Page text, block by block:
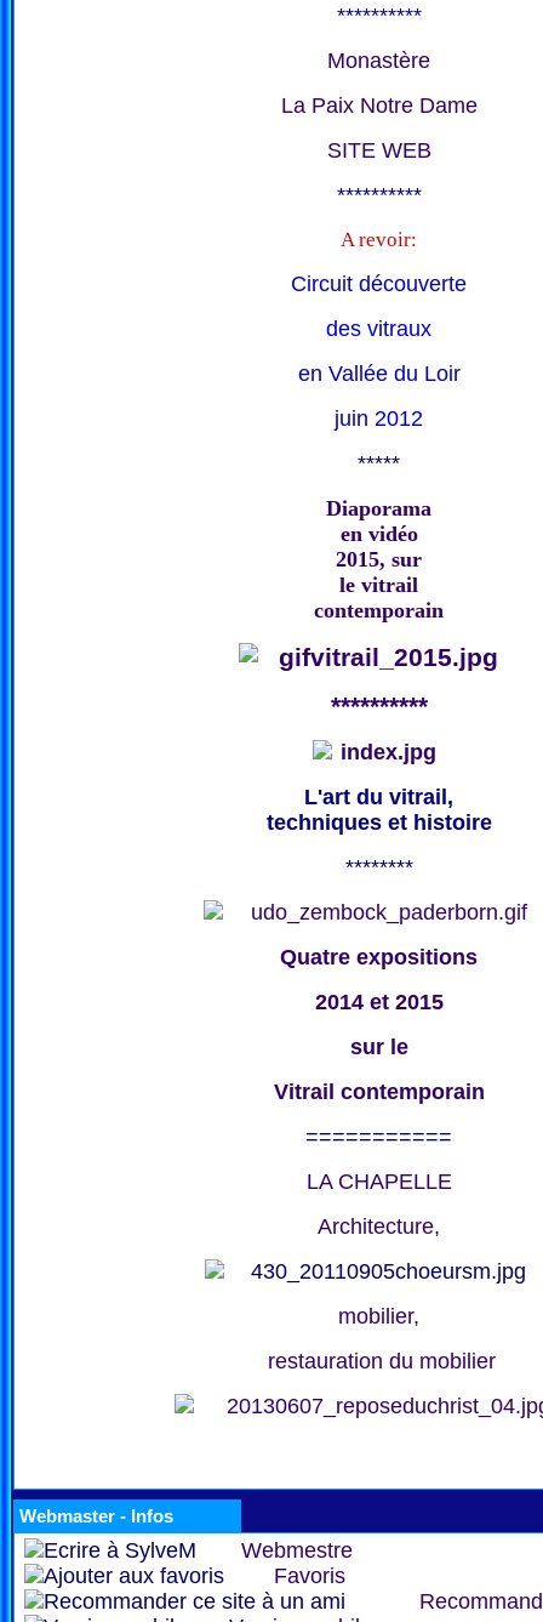
**********
Monastère
La Paix Notre Dame
SITE WEB
**********
A revoir:
Circuit découverte
des vitraux
en Vallée du Loir
juin 2012
*****
Diaporama
en vidéo
2015, sur
le vitrail
contemporain
**********
L'art du vitrail,
techniques et histoire
********
Quatre expositions
2014 et 2015
sur le
Vitrail contemporain
===========
LA CHAPELLE
Architecture,
mobilier,
restauration du mobilier
Webmaster - Infos
Webmestre
Favoris